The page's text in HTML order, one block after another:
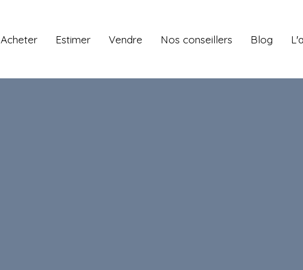
Acheter Estimer Vendre Nos conseillers Blog